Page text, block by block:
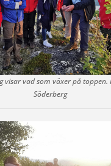
visar vad som växer på
Söderberg